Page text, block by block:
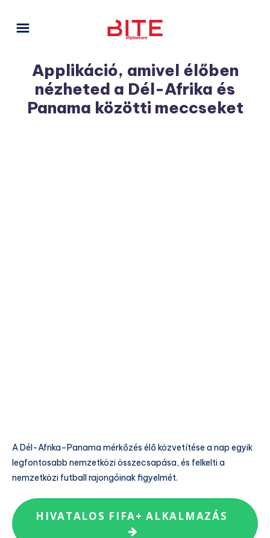
Applikáció, amivel élőben
nézheted a Dél-Afrika és
Panama közötti meccseket
A Dél-Afrika–Panama mérkőzés élő közvetítése a nap egyik
legfontosabb nemzetközi összecsapása, és felkelti a
nemzetközi futball rajongóinak figyelmét.
HIVATALOS FIFA+ ALKALMAZÁS